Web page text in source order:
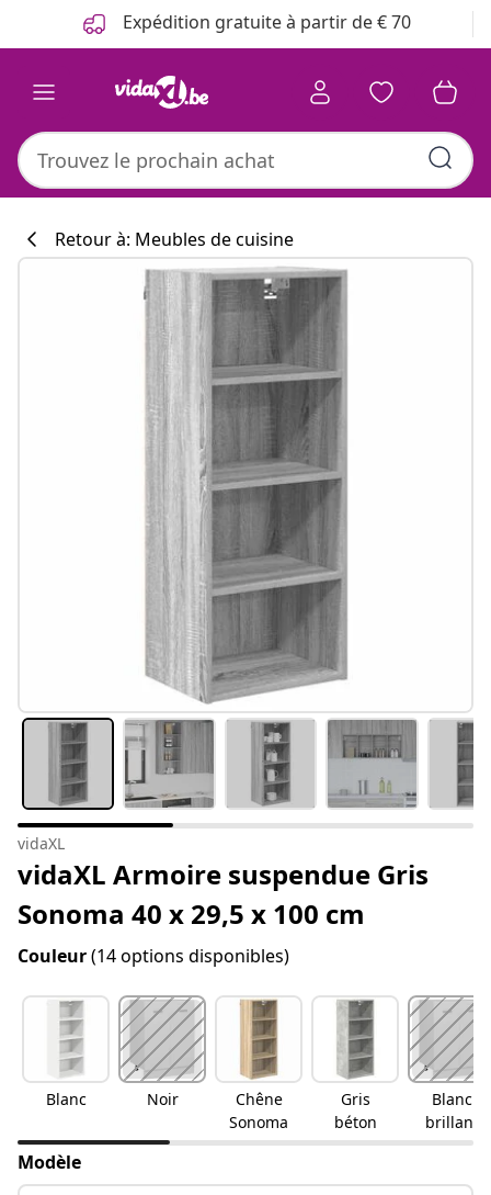
Expédition gratuite à partir de € 70
Retour à: Meubles de cuisine
vidaXL
vidaXL Armoire suspendue Gris
Sonoma 40 x 29,5 x 100 cm
Couleur(14 options disponibles)
Blanc Noir
Chêne
Sonoma
Gris
béton
Blanc
brillant
Modèle